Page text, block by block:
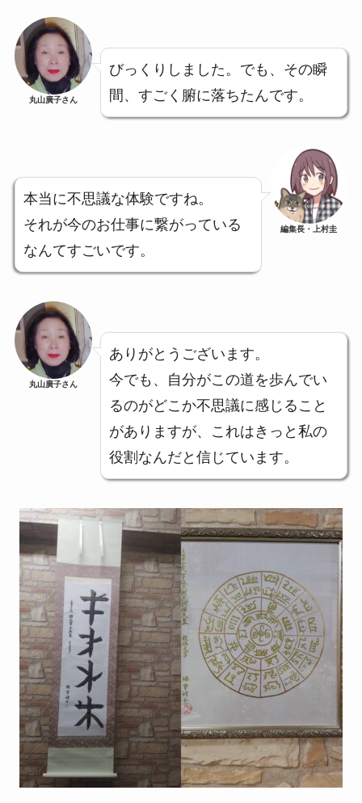
丸山廣子さん
びっくりしました。でも、その瞬
間、すごく腑に落ちたんです。
本当に不思議な体験ですね。
それが今のお仕事に繋がっている
なんてすごいです。
編集長・上村圭
丸山廣子さん
ありがとうございます。
今でも、自分がこの道を歩んでい
るのがどこか不思議に感じること
がありますが、これはきっと私の
役割なんだと信じています。